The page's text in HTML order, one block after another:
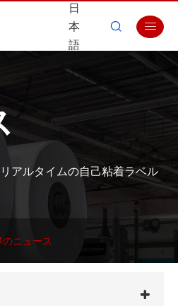
日
本
語
 
アルタイムの自己粘着ラベル
ニュース